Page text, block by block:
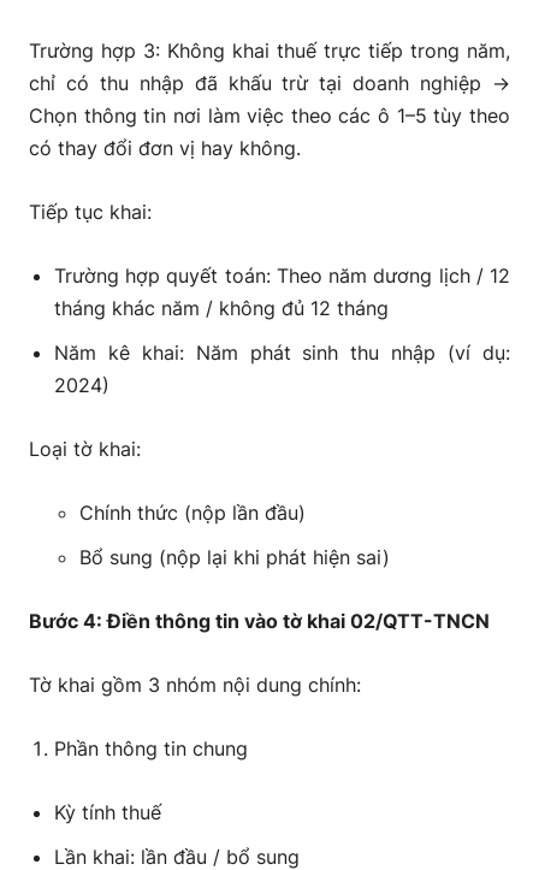
Trường hợp 3: Không khai thuế trực tiếp trong năm,
chỉ có thu nhập đã khấu trừ tại doanh nghiệp →
Chọn thông tin nơi làm việc theo các ô 1–5 tùy theo
có thay đổi đơn vị hay không.
Tiếp tục khai:
Trường hợp quyết toán: Theo năm dương lịch / 12
tháng khác năm / không đủ 12 tháng
Năm kê khai: Năm phát sinh thu nhập (ví dụ:
2024)
Loại tờ khai:
Chính thức (nộp lần đầu)
Bổ sung (nộp lại khi phát hiện sai)
Bước 4: Điền thông tin vào tờ khai 02/QTT-TNCN
Tờ khai gồm 3 nhóm nội dung chính:
Phần thông tin chung
Kỳ tính thuế
Lần khai: lần đầu / bổ sung